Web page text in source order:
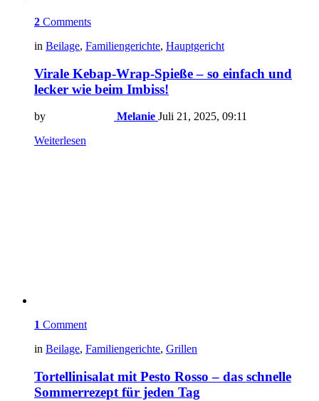
2 Comments
in Beilage, Familiengerichte, Hauptgericht
Virale Kebap-Wrap-Spieße – so einfach und
lecker wie beim Imbiss!
by Melanie Juli 21, 2025, 09:11
Weiterlesen
1 Comment
in Beilage, Familiengerichte, Grillen
Tortellinisalat mit Pesto Rosso – das schnelle
Sommerrezept für jeden Tag